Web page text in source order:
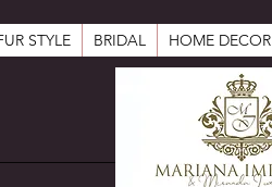
STYLE BRIDAL HOME DECOR